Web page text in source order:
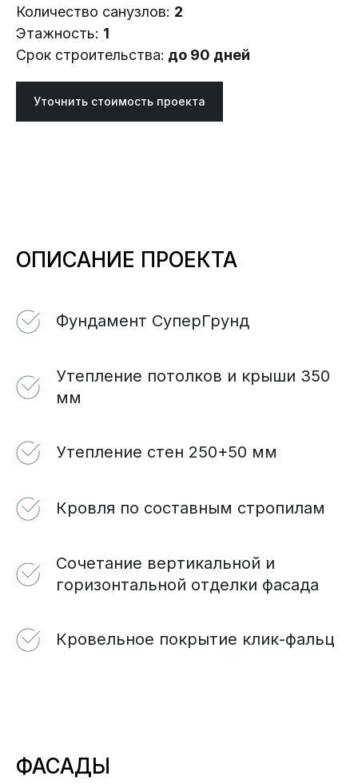
Количество санузлов: 2
Этажность: 1
Срок строительства: до 90 дней
Уточнить стоимость проекта
ОПИСАНИЕ ПРОЕКТА
Фундамент СуперГрунд
Утепление потолков и крыши 350
мм
Утепление стен 250+50 мм
Кровля по составным стропилам
Сочетание вертикальной и
горизонтальной отделки фасада
Кровельное покрытие клик-фальц
ФАСАДЫ